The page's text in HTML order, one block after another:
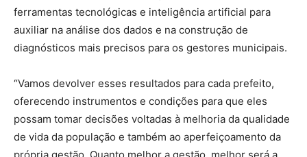
ferramentas tecnológicas e inteligência artificial para
auxiliar na análise dos dados e na construção de
diagnósticos mais precisos para os gestores municipais.
“Vamos devolver esses resultados para cada prefeito,
oferecendo instrumentos e condições para que eles
possam tomar decisões voltadas à melhoria da qualidade
de vida da população e também ao aperfeiçoamento da